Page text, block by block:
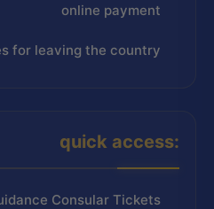
online payment
for leaving the country
quick access:
Consular Tickets